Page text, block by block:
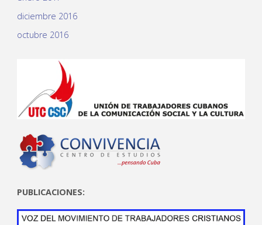
diciembre 2016
octubre 2016
PUBLICACIONES: